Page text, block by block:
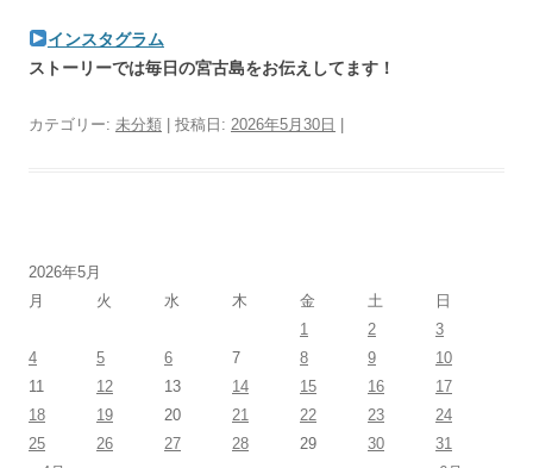
インスタグラム
ストーリーでは毎日の宮古島をお伝えしてます！
カテゴリー: 未分類 | 投稿日: 2026年5月30日
2026年5月
月
火 水 木 金 土
日
1
2
3
4
5 6 7 8 9
10
11
12 13 14 15 16
17
18
19 20 21 22 23
24
25
26 27 28 29 30
31